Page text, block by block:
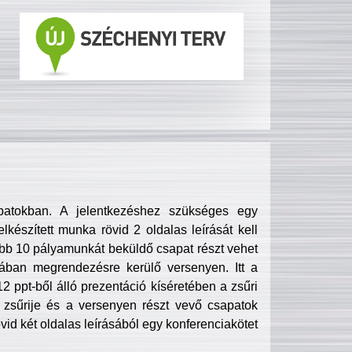
A jelentkezéshez szükséges egy
munka rövid 2 oldalas leírását kell
10 pályamunkát beküldő csapat részt vehet
megrendezésre kerülő versenyen. Itt a
ppt-ből álló prezentáció kíséretében a zsűri
és a versenyen részt vevő csapatok
két oldalas leírásából egy konferenciakötet